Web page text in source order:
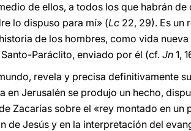
de ellos, a todos los que habrán de
lo dispuso para mí» (Lc 22, 29). Es un
de los hombres, como vida
Paráclito, enviado por él (cf. Jn 1,
revela y precisa definitivamente
en Jerusalén se produjo un hecho,
Zacarías sobre el «rey montado en un
de Jesús y en la interpretación del